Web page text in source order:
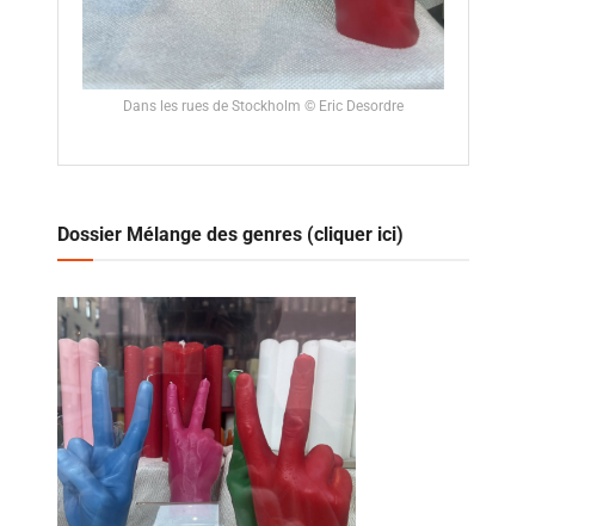
Dans les rues de Stockholm © Eric Desordre
Dossier Mélange des genres (cliquer ici)